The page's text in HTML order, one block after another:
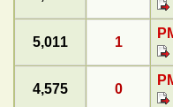
1
5,011
0
4,575